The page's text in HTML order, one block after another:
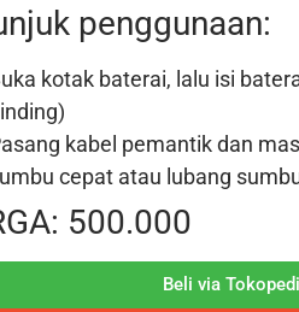
penggunaan:
kotak baterai, lalu isi
kabel pemantik dan
cepat atau lubang
500.000
Beli via